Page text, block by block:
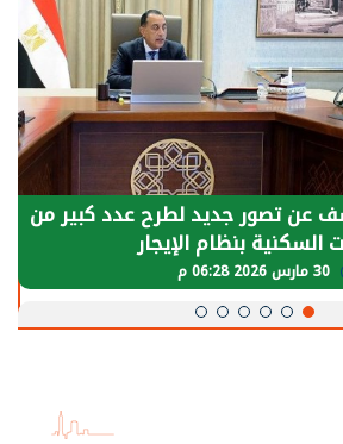
عن تصور جديد لطرح عدد كبير من
السكنية بنظام الإيجار